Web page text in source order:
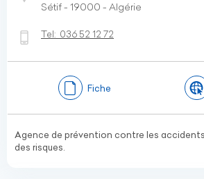
Sétif - 19000 - Algérie
Tel: 036 52 12 72
Fiche
Agence de prévention contre les
des risques.